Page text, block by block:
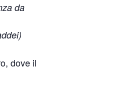
da
dove il